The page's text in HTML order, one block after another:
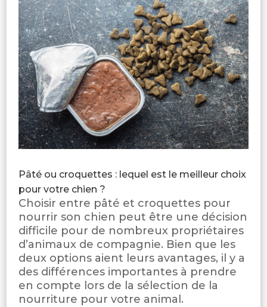
Pâté ou croquettes : lequel est le meilleur choix
pour votre chien ?
Choisir entre pâté et croquettes pour
nourrir son chien peut être une décision
difficile pour de nombreux propriétaires
d’animaux de compagnie. Bien que les
deux options aient leurs avantages, il y a
des différences importantes à prendre
en compte lors de la sélection de la
nourriture pour votre animal.